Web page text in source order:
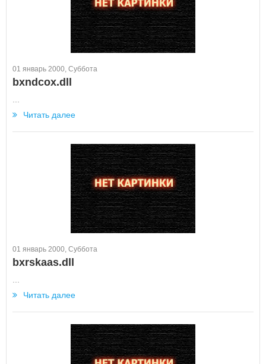
01 январь 2000, Суббота
bxndcox.dll
Читать далее
01 январь 2000, Суббота
bxrskaas.dll
Читать далее